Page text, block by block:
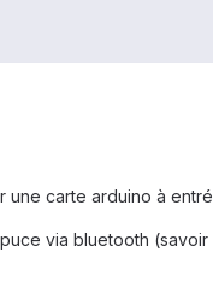
une carte arduino à
via bluetooth